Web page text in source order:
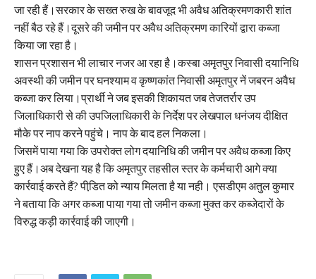
जा रही हैं।सरकार के सख्त रुख के बावजूद भी अवैध अतिक्रमणकारी शांत
नहीं बैठ रहे हैं।दूसरे की जमीन पर अवैध अतिक्रमण कारियों द्वारा कब्जा
किया जा रहा है।
शासन प्रशासन भी लाचार नजर आ रहा है।कस्बा अमृतपुर निवासी दयानिधि
अवस्थी की जमीन पर घनश्याम व कृष्णकांत निवासी अमृतपुर नें जबरन अवैध
कब्जा कर लिया।प्रार्थी ने जब इसकी शिकायत जब तेजतर्रार उप
जिलाधिकारी से की उपजिलाधिकारी के निर्देश पर लेखपाल धनंजय दीक्षित
मौके पर नाप करने पहुंचे। नाप के बाद हल निकला।
जिसमें पाया गया कि उपरोक्त लोग दयानिधि की जमीन पर अवैध कब्जा किए
हुए हैं।अब देखना यह है कि अमृतपुर तहसील स्तर के कर्मचारी आगे क्या
कार्रवाई करते हैं? पीडि़त को न्याय मिलता है या नही। एसडीएम अतुल कुमार
ने बताया कि अगर कब्जा पाया गया तो जमीन कब्जा मुक्त कर कब्जेदारों के
विरुद्ध कड़ी कार्रवाई की जाएगी।